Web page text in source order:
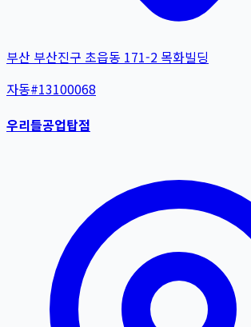
부산 부산진구 초읍동 171-2 목화빌딩
자동#13100068
우리들공업탑점